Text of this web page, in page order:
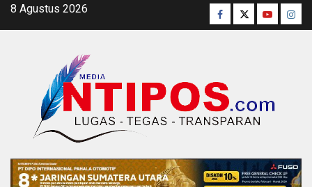
Skip8 Agustus 2026 Facebook
TwitterYoutube